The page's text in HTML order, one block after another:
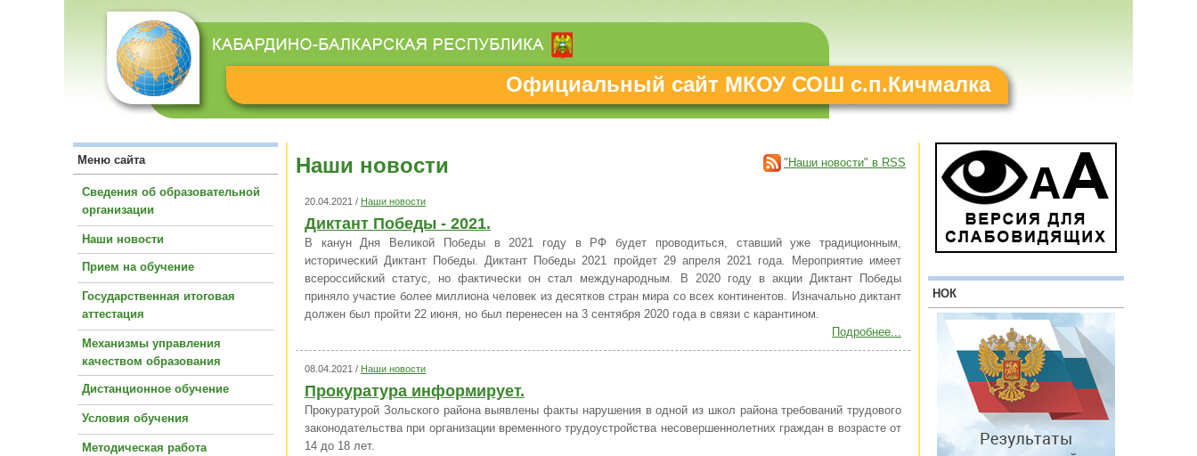
Официальный сайт МКОУ СОШ с.п.Кичмалка
Меню сайта
Сведения об образовательной
организации
Наши новости
Прием на обучение
Государственная итоговая
аттестация
Механизмы управления
качеством образования
Дистанционное обучение
Условия обучения
Методическая работа
Наши новости "Наши новости" в RSS
20.04.2021 / Наши новости
Диктант Победы - 2021.
В канун Дня Великой Победы в 2021 году в РФ будет проводиться, ставший уже традиционным,
исторический Диктант Победы. Диктант Победы 2021 пройдет 29 апреля 2021 года. Мероприятие имеет
всероссийский статус, но фактически он стал международным. В 2020 году в акции Диктант Победы
приняло участие более миллиона человек из десятков стран мира со всех континентов. Изначально диктант
должен был пройти 22 июня, но был перенесен на 3 сентября 2020 года в связи с карантином.
Подробнее...
08.04.2021 / Наши новости
Прокуратура информирует.
Прокуратурой Зольского района выявлены факты нарушения в одной из школ района требований трудового
законодательства при организации временного трудоустройства несовершеннолетних граждан в возрасте от
14 до 18 лет.
НОК